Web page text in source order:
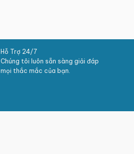
Hỗ Trợ 24/7
Chúng tôi luôn sẵn sàng giải đáp
mọi thắc mắc của bạn.